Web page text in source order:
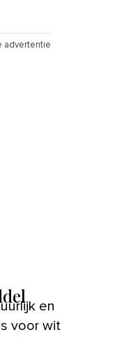
advertentie
en
voor wit